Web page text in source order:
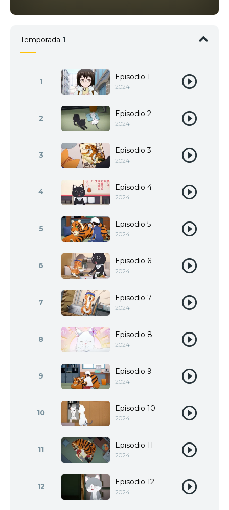
Temporada 1
1 Episodio 1
2024
2 Episodio 2
2024
3 Episodio 3
2024
4 Episodio 4
2024
5 Episodio 5
2024
6 Episodio 6
2024
7 Episodio 7
2024
8 Episodio 8
2024
9 Episodio 9
2024
10 Episodio 10
2024
11 Episodio 11
2024
12 Episodio 12
2024